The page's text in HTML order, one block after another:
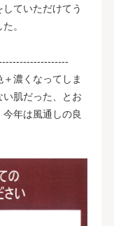
ていただけてう
。
濃くなってしま
肌だった、とお
年は風通しの良